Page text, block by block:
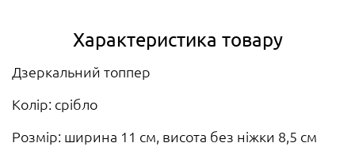
Характеристика товару
Дзеркальний топпер
Колір: срібло
Розмір: ширина 11 см, висота без ніжки 8,5 см